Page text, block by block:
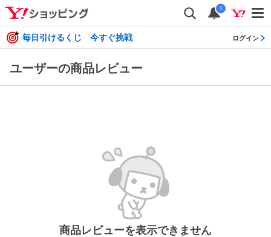
i
毎日引けるくじ 今すぐ挑戦 ログイン
ユーザーの商品レビュー
商品レビューを表示できません